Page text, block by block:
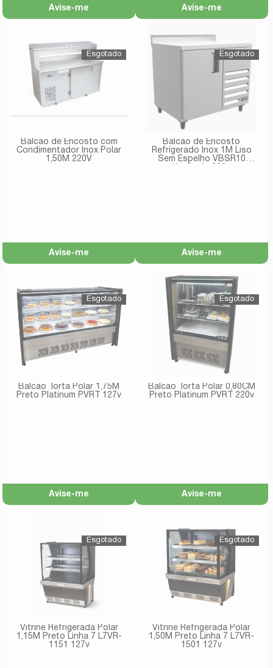
Avise-me Avise-me
Balcão de Encosto com
Condimentador Inox Polar
1,50M 220V
Avise-me
Balcão de Encosto
Refrigerado Inox 1M Liso
Sem Espelho VBSR10
Avise-me
Balcão Torta Polar 1,75M
Preto Platinum PVRT 127v
Avise-me
Balcão Torta Polar 0,80CM
Preto Platinum PVRT 220v
Avise-me
Vitrine Refrigerada Polar
1,15M Preto Linha 7 L7VR-
1151 127v
Vitrine Refrigerada Polar
1,50M Preto Linha 7 L7VR-
1501 127v